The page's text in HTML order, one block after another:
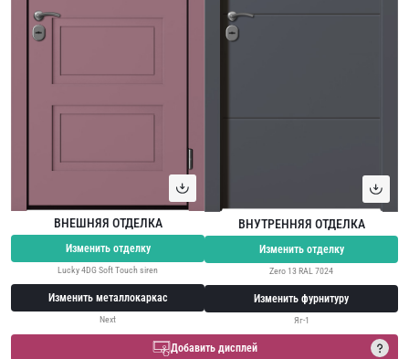
ВНЕШНЯЯ ОТДЕЛКА
Изменить отделку
Lucky 4DG Soft Touch siren
Изменить металлокаркас
Next
ВНУТРЕННЯЯ ОТДЕЛКА
Изменить отделку
Zero 13 RAL 7024
Изменить фурнитуру
Яг-1
Добавить дисплей